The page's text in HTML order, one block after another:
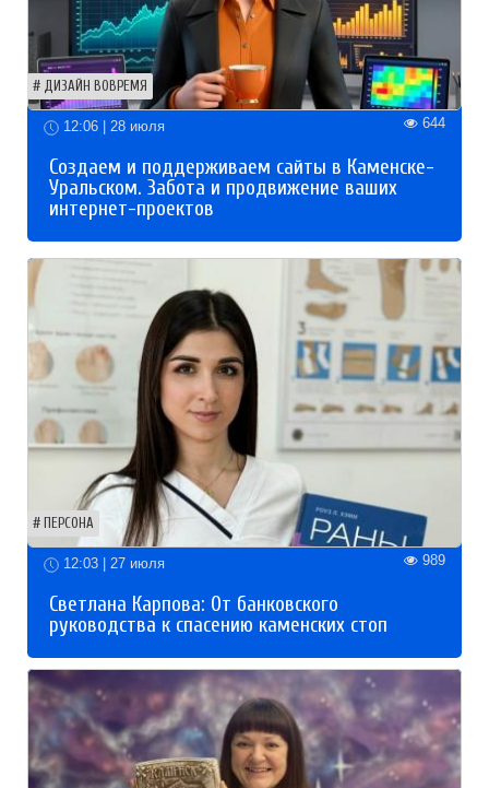
ДИЗАЙН ВОВРЕМЯ
12:06 | 28 июля 644
Создаем и поддерживаем сайты в Каменске-
Уральском. Забота и продвижение ваших
интернет-проектов
ПЕРСОНА
12:03 | 27 июля 989
Светлана Карпова: От банковского
руководства к спасению каменских стоп